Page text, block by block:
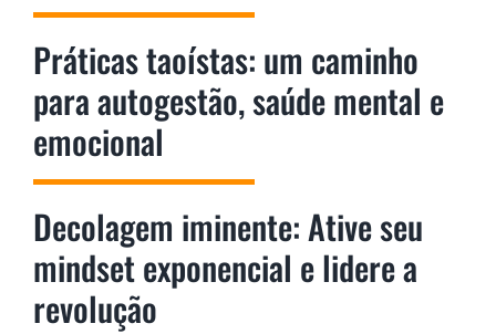
Práticas taoístas: um caminho
para autogestão, saúde mental e
emocional
Decolagem iminente: Ative seu
mindset exponencial e lidere a
revolução